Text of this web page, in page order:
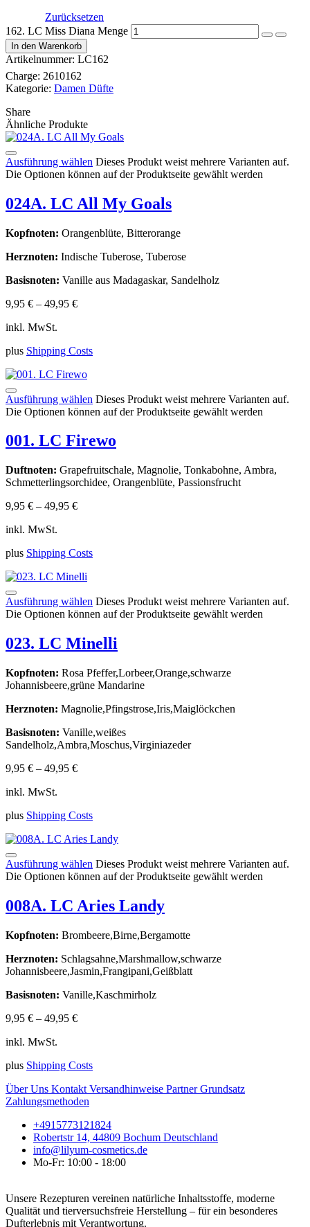
Zurücksetzen
162. LC Miss Diana Menge
In den Warenkorb
Artikelnummer: LC162
Charge: 2610162
Kategorie: Damen Düfte
Share
Ähnliche Produkte
Ausführung wählen Dieses Produkt weist mehrere Varianten auf.
Die Optionen können auf der Produktseite gewählt werden
024A. LC All My Goals
Kopfnoten: Orangenblüte, Bitterorange
Herznoten: Indische Tuberose, Tuberose
Basisnoten: Vanille aus Madagaskar, Sandelholz
9,95 € – 49,95 €
inkl. MwSt.
plus Shipping Costs
Ausführung wählen Dieses Produkt weist mehrere Varianten auf.
Die Optionen können auf der Produktseite gewählt werden
001. LC Firewo
Duftnoten: Grapefruitschale, Magnolie, Tonkabohne, Ambra,
Schmetterlingsorchidee, Orangenblüte, Passionsfrucht
9,95 € – 49,95 €
inkl. MwSt.
plus Shipping Costs
Ausführung wählen Dieses Produkt weist mehrere Varianten auf.
Die Optionen können auf der Produktseite gewählt werden
023. LC Minelli
Kopfnoten: Rosa Pfeffer,Lorbeer,Orange,schwarze
Johannisbeere,grüne Mandarine
Herznoten: Magnolie,Pfingstrose,Iris,Maiglöckchen
Basisnoten: Vanille,weißes
Sandelholz,Ambra,Moschus,Virginiazeder
9,95 € – 49,95 €
inkl. MwSt.
plus Shipping Costs
Ausführung wählen Dieses Produkt weist mehrere Varianten auf.
Die Optionen können auf der Produktseite gewählt werden
008A. LC Aries Landy
Kopfnoten: Brombeere,Birne,Bergamotte
Herznoten: Schlagsahne,Marshmallow,schwarze
Johannisbeere,Jasmin,Frangipani,Geißblatt
Basisnoten: Vanille,Kaschmirholz
9,95 € – 49,95 €
inkl. MwSt.
plus Shipping Costs
Über Uns Kontakt Versandhinweise PartnerGrundsatz
Zahlungsmethoden
+4915773121824
Robertstr 14, 44809 Bochum Deutschland
info@lilyum-cosmetics.de
Mo-Fr: 10:00 - 18:00
Unsere Rezepturen vereinen natürliche Inhaltsstoffe, moderne
Qualität und tierversuchsfreie Herstellung – für ein besonderes
Dufterlebnis mit Verantwortung.